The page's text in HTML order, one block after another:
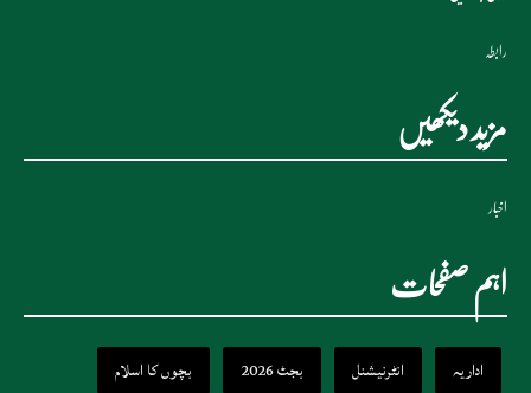
رابطہ
مزید دیکھیں
اخبار
اہم صفحات
اداریہ انٹرنیشنل بجٹ 2026 بچوں کا اسلام